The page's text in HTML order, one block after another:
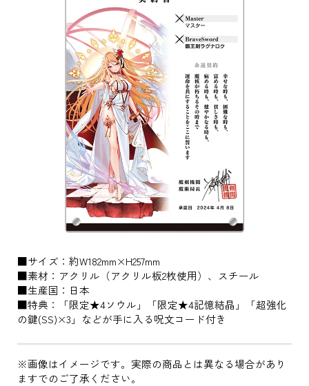
■サイズ：約W182mm×H257mm
■素材：アクリル（アクリル板2枚使用）、スチール
■生産国：日本
■特典：「限定★4ソウル」「限定★4記憶結晶」「超強化
の鍵(SS)×3」などが手に入る呪文コード付き
※画像はイメージです。実際の商品とは異なる場合があり
ますでのご了承ください。